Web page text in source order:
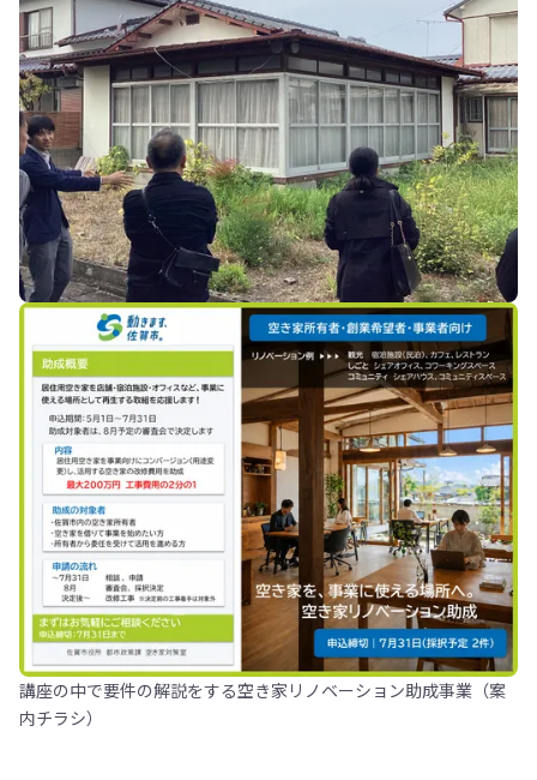
講座の中で要件の解説をする空き家リノベーション助成事業（案
内チラシ）